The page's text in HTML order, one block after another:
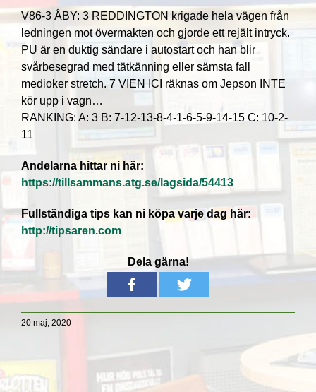
V86-3 ÅBY: 3 REDDINGTON krigade hela vägen från
ledningen mot övermakten och gjorde ett rejält intryck.
PU är en duktig sändare i autostart och han blir
svårbesegrad med tätkänning eller sämsta fall
medioker stretch. 7 VIEN ICI räknas om Jepson INTE
kör upp i vagn…
RANKING: A: 3 B: 7-12-13-8-4-1-6-5-9-14-15 C: 10-2-
11
Andelarna hittar ni här:
https://tillsammans.atg.se/lagsida/54413
Fullständiga tips kan ni köpa varje dag här:
http://tipsaren.com
Dela gärna!
20 maj, 2020